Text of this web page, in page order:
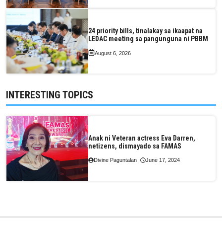
24 priority bills, tinalakay sa ikaapat na
LEDAC meeting sa pangunguna ni PBBM
August 6, 2026
INTERESTING TOPICS
Anak ni Veteran actress Eva Darren,
netizens, dismayado sa FAMAS
Divine Paguntalan June 17, 2024